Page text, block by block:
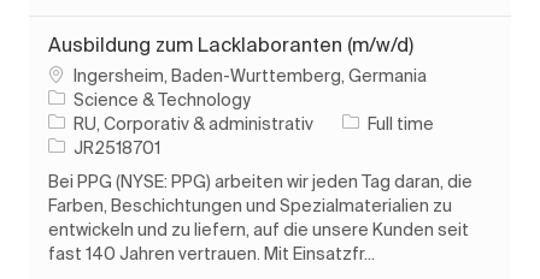
Ausbildung zum Lacklaboranten (m/w/d)
LocIngersheim, Baden-Wurttemberg, Germania
Science & Technology
Categorie
RU, Corporativ & administrativ Tipul postului
Full time
Job IdJR2518701
Bei PPG (NYSE: PPG) arbeiten wir jeden Tag daran, die
Farben, Beschichtungen und Spezialmaterialien zu
entwickeln und zu liefern, auf die unsere Kunden seit
fast 140 Jahren vertrauen. Mit Einsatzfr...